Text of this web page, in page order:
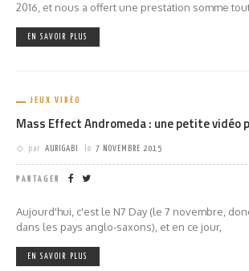
2016, et nous a offert une prestation somme
EN SAVOIR PLUS
JEUX VIDÉO
Mass Effect Andromeda : une petite vidéo
par AURIGABI le 7 NOVEMBRE 2015
PARTAGER
Aujourd'hui, c'est le N7 Day (le 7 novembre,
dans les pays anglo-saxons), et en ce jour,
EN SAVOIR PLUS